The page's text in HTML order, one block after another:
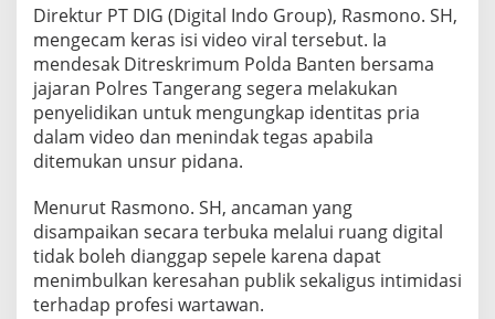
Direktur PT DIG (Digital Indo Group), Rasmono. SH,
mengecam keras isi video viral tersebut. Ia
mendesak Ditreskrimum Polda Banten bersama
jajaran Polres Tangerang segera melakukan
penyelidikan untuk mengungkap identitas pria
dalam video dan menindak tegas apabila
ditemukan unsur pidana.
Menurut Rasmono. SH, ancaman yang
disampaikan secara terbuka melalui ruang digital
tidak boleh dianggap sepele karena dapat
menimbulkan keresahan publik sekaligus intimidasi
terhadap profesi wartawan.